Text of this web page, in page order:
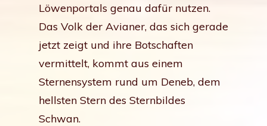
Löwenportals genau dafür nutzen.
Das Volk der Avianer, das sich gerade
jetzt zeigt und ihre Botschaften
vermittelt, kommt aus einem
Sternensystem rund um Deneb, dem
hellsten Stern des Sternbildes
Schwan.